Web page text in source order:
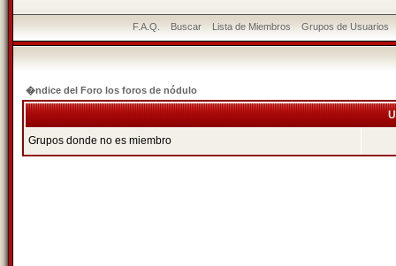
F.A.Q. Buscar Lista de Miembros Grupos de Usuarios
�ndice del Foro los foros de nódulo
Grupos donde no es miembro